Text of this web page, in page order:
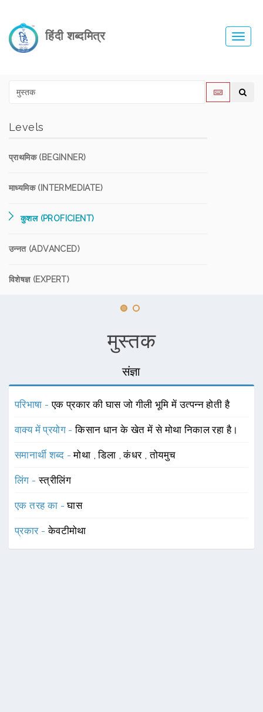
हिंदी शब्दमित्र
Levels
प्राथमिक (BEGINNER)
माध्यमिक (INTERMEDIATE)
कुशल (PROFICIENT)
उन्नत (ADVANCED)
विशेषज्ञ (EXPERT)
मुस्तक
संज्ञा
परिभाषा -एक प्रकार की घास जो गीली भूमि में उत्पन्न होती है
वाक्य में प्रयोग -किसान धान के खेत में से मोथा निकाल रहा है।
समानार्थी शब्द -मोथा ,डिला ,कंधर ,तोयमुच
लिंग -स्त्रीलिंग
एक तरह का -घास
प्रकार -केवटीमोथा